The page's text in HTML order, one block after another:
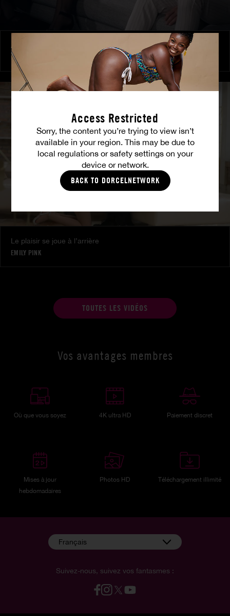
Access Restricted
Sorry, the content you’re trying to view isn’t
available in your region. This may be due to
local regulations or safety settings on your
device or network.
BACK TO DORCELNETWORK
Amitié brûlante
MILENA RAY
MATTY MILA PEREZ
Le plaisir se joue à l’arrière
EMILY PINK
TOUTES LES VIDÉOS
Vos avantages membres
Où que vous soyez 4K ultra HD Paiement discret
Mises à jour
hebdomadaires
Photos HD Téléchargement illimité
Suivez-nous, suivez vos fantasmes :
Français